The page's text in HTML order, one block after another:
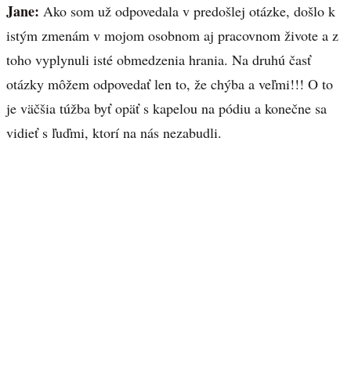
Jane: Ako som už odpovedala v predošlej otázke, došlo k
istým zmenám v mojom osobnom aj pracovnom živote a z
toho vyplynuli isté obmedzenia hrania. Na druhú časť
otázky môžem odpovedať len to, že chýba a veľmi!!! O to
je väčšia túžba byť opäť s kapelou na pódiu a konečne sa
vidieť s ľuďmi, ktorí na nás nezabudli.